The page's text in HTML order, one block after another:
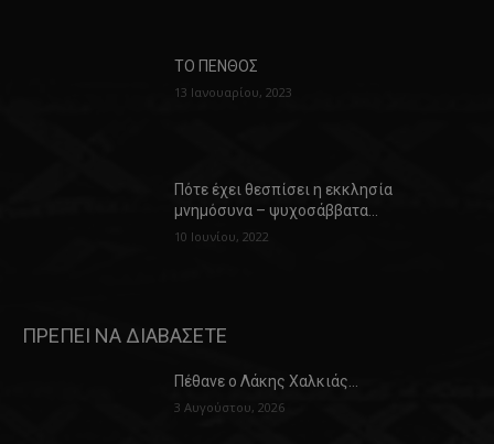
ΤΟ ΠΕΝΘΟΣ
13 Ιανουαρίου, 2023
Πότε έχει θεσπίσει η εκκλησία
μνημόσυνα – ψυχοσάββατα…
10 Ιουνίου, 2022
ΠΡΕΠΕΙ ΝΑ ΔΙΑΒΑΣΕΤΕ
Πέθανε ο Λάκης Χαλκιάς…
3 Αυγούστου, 2026